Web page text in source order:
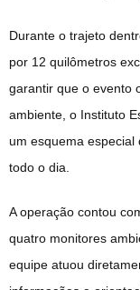
Durante o trajeto
por 12 quilômetros
garantir que o evento
ambiente, o Instituto
um esquema
todo o dia.
A operação contou
quatro monitores
equipe atuou